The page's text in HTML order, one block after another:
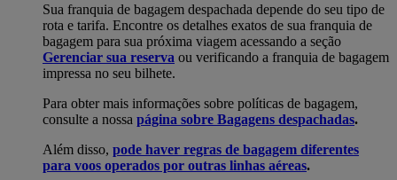
Sua franquia de bagagem despachada depende do seu tipo de
rota e tarifa. Encontre os detalhes exatos de sua franquia de
bagagem para sua próxima viagem acessando a seção
Gerenciar sua reserva ou verificando a franquia de bagagem
impressa no seu bilhete.
Para obter mais informações sobre políticas de bagagem,
consulte a nossa página sobre Bagagens despachadas.
Além disso, pode haver regras de bagagem diferentes
para voos operados por outras linhas aéreas.